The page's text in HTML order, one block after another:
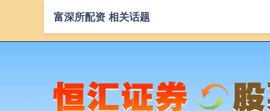
富深所配资 相关话题